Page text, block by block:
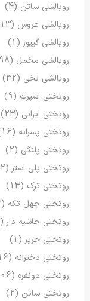
روبالشی ساتن (4)
روبالشی عروس (13)
روبالشی گیپور(1)
روبالشی مخمل (98)
روبالشی نخی (32)
روتختی اسپرت (9)
روتختی ایرانی (23)
روتختی پسرانه (16)
روتختی پلنگی (2)
روتختی پلی استر(32)
روتختی ترک (13)
روتختی چهل تکه (3)
روتختی حاشیه دار(1)
روتختی حریر(1)
روتختی دخترانه (16)
روتختی دونفره (106)
روتختی ساتن (2)